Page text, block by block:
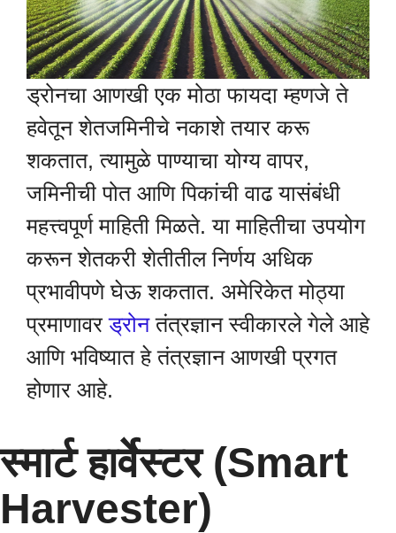
ड्रोनचा आणखी एक मोठा फायदा म्हणजे ते
हवेतून शेतजमिनीचे नकाशे तयार करू
शकतात, त्यामुळे पाण्याचा योग्य वापर,
जमिनीची पोत आणि पिकांची वाढ यासंबंधी
महत्त्वपूर्ण माहिती मिळते. या माहितीचा उपयोग
करून शेतकरी शेतीतील निर्णय अधिक
प्रभावीपणे घेऊ शकतात. अमेरिकेत मोठ्या
प्रमाणावरड्रोनतंत्रज्ञान स्वीकारले गेले आहे
आणि भविष्यात हे तंत्रज्ञान आणखी प्रगत
होणार आहे.
स्मार्ट हार्वेस्टर (Smart
Harvester)